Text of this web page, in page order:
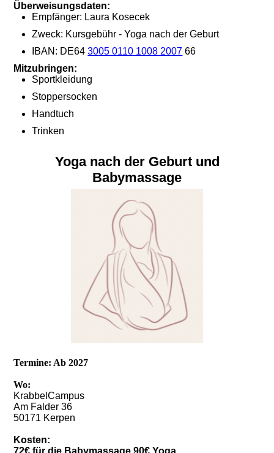
Überweisungsdaten:
Empfänger: Laura Kosecek
Zweck: Kursgebühr - Yoga nach der Geburt
IBAN: DE643005 0110 1008 2007 66
Mitzubringen:
Sportkleidung
Stoppersocken
Handtuch
Trinken
Yoga nach der Geburt und
Babymassage
Termine: Ab 2027
Wo:
KrabbelCampus
Am Falder 36
50171 Kerpen
Kosten: